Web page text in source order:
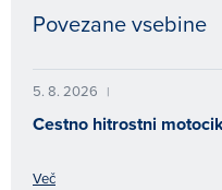
Povezane vsebine
5. 8. 2026 |
Cestno hitrostni
Več